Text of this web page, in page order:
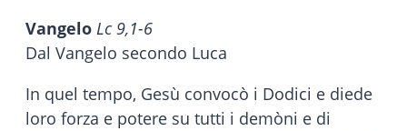
Vangelo Lc 9,1-6
Dal Vangelo secondo Luca
In quel tempo, Gesù convocò i Dodici e diede
loro forza e potere su tutti i demòni e di